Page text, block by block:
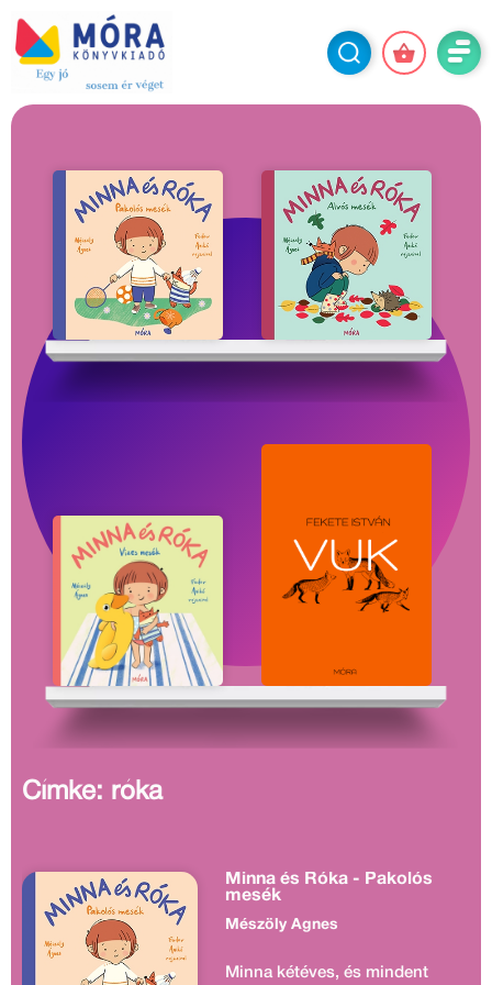
Címke: róka
Minna és Róka - Pakolós
mesék
Mészöly Ágnes
Minna kétéves, és mindent